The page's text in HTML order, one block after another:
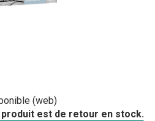
(web)
est de retour en stock.